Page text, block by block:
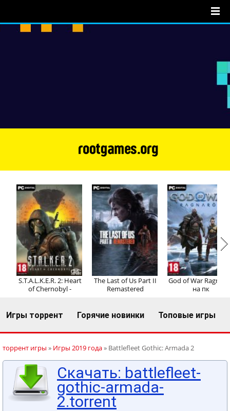
Регистрация Вход
S.T.A.L.K.E.R. 2: Heart
of Chernobyl -
The Last of Us Part II
Remastered
God of War
на пк
Игры торрент Горячие новинки Топовые игры
торрент игры » Игры 2019 года» Battlefleet Gothic: Armada 2
Скачать: battlefleet-
gothic-armada-
2.torrent